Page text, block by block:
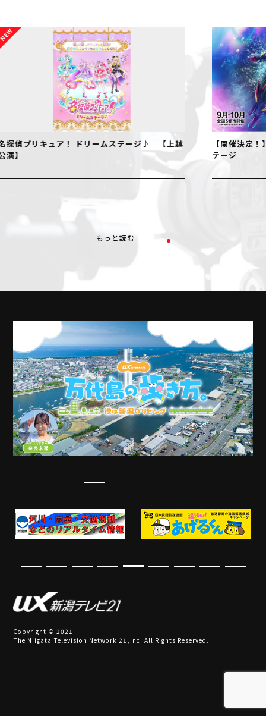
【開催決定！】仮面ライダーゼッツ ファイナルス
『フ
もっと読む
Copyright © 2021
The Niigata Television Network 21,Inc. All Rights Reserved.